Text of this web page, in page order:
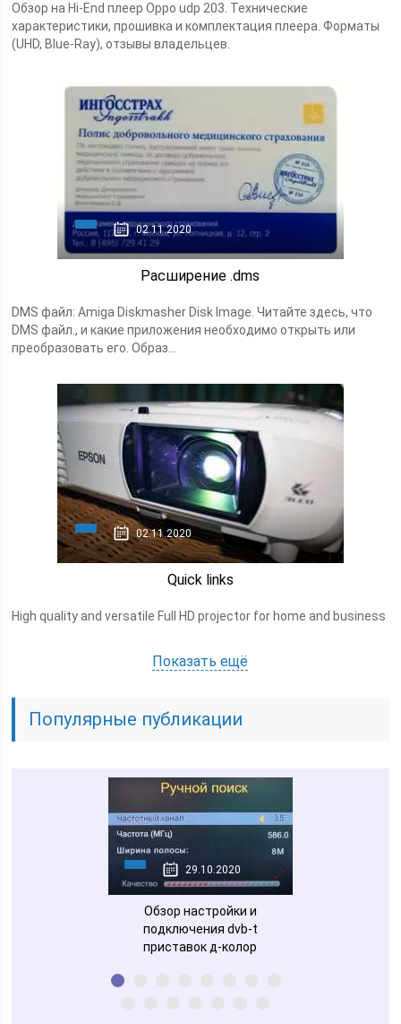
Обзор на Hi-End плеер Oppo udp 203. Технические
характеристики, прошивка и комплектация плеера. Форматы
(UHD, Blue-Ray), отзывы владельцев.
02.11.2020
Расширение .dms
DMS файл: Amiga Diskmasher Disk Image. Читайте здесь, что
DMS файл., и какие приложения необходимо открыть или
преобразовать его. Образ...
02.11.2020
Quick links
High quality and versatile Full HD projector for home and business
Показать ещё
Популярные публикации
29.10.2020
Обзор настройки и
подключения dvb-t
приставок д-колор